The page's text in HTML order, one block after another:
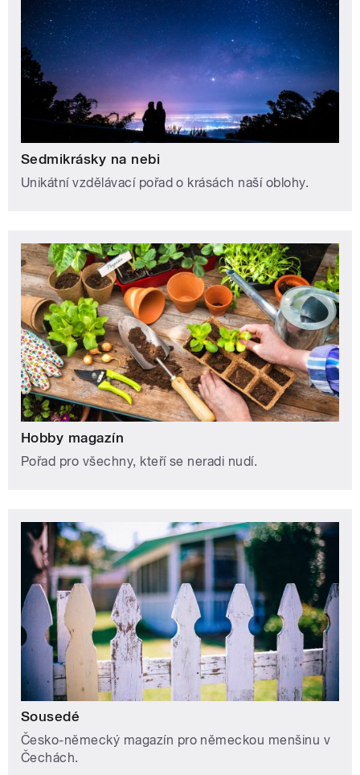
Sedmikrásky na nebi
Unikátní vzdělávací pořad o krásách naší oblohy.
Hobby magazín
Pořad pro všechny, kteří se neradi nudí.
Sousedé
Česko-německý magazín pro německou menšinu v
Čechách.